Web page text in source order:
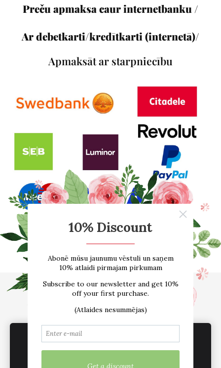
Preču apmaksa caur internetbanku /
Ar debetkarti/kredītkarti (internetā)/
Apmaksāt ar starpniecību
E-VEIKALS
Par mums
Atsauksmes
Blogs
Izmēru tabula
Kontakti
Piegāde
Noteikumi